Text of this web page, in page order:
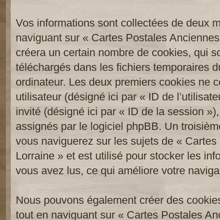
Vos informations sont collectées de deux
naviguant sur « Cartes Postales
créera un certain nombre de cookies, qui
téléchargés dans les fichiers temporaires
ordinateur. Les deux premiers cookies ne
utilisateur (désigné ici par « ID de
invité (désigné ici par « ID de la session
assignés par le logiciel phpBB. Un
vous naviguerez sur les sujets de «
Lorraine » et est utilisé pour stocker les
vous avez lus, ce qui améliore votre
Nous pouvons également créer des
tout en naviguant sur « Cartes Postales